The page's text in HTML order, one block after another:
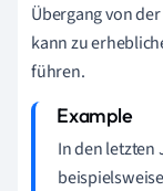
Übergang von
kann zu
führen.
In den letzten